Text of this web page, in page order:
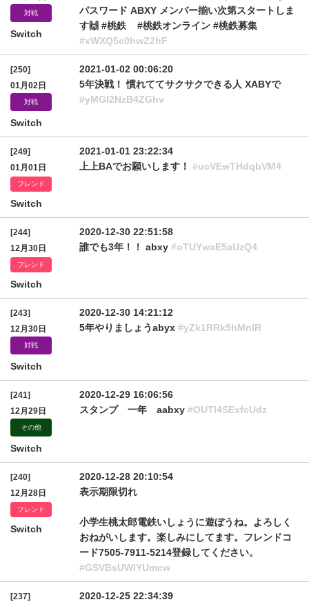
対戦
Switch
パスワード ABXY メンバー揃い次第スタートしま
す🙌 #桃鉄 #桃鉄オンライン #桃鉄募集
#xWXQ5c0hwZ2hF
[250]
01月02日
対戦
Switch
2021-01-02 00:06:20
5年決戦！ 慣れててサクサクできる人 XABYで
#yMGI2NzB4ZGhv
[249]
01月01日
フレンド
Switch
2021-01-01 23:22:34
上上BAでお願いします！ #ucVEwTHdqbVM4
[244]
12月30日
フレンド
Switch
2020-12-30 22:51:58
誰でも3年！！ abxy #oTUYwaE5aUzQ4
[243]
12月30日
対戦
Switch
2020-12-30 14:21:12
5年やりましょうabyx #yZk1RRk5hMnlR
[241]
12月29日
その他
Switch
2020-12-29 16:06:56
スタンプ 一年 aabxy #OUTI4SExfcUdz
[240]
12月28日
フレンド
Switch
2020-12-28 20:10:54
表示期限切れ
小学生桃太郎電鉄いしょうに遊ぼうね。よろしく
おねがいします。楽しみにしてます。フレンドコ
ード7505-7911-5214登録してください。
#GSVBsUWlYUmcw
[237]
2020-12-25 22:34:39